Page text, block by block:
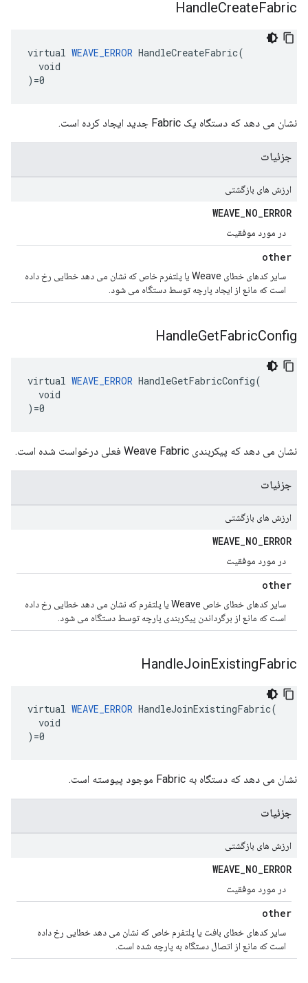
HandleCreateFabric
virtual WEAVE_ERROR HandleCreateFabric(
  void
)=0
نشان می دهد که دستگاه یک Fabric جدید ایجاد کرده است.
جزئیات
ارزش های بازگشتی
WEAVE_NO_ERROR
در مورد موفقیت
other
سایر کدهای خطای Weave یا پلتفرم خاص که نشان می دهد خطایی رخ داده
است که مانع از ایجاد پارچه توسط دستگاه می شود.
HandleGetFabricConfig
virtual WEAVE_ERROR HandleGetFabricConfig(
  void
)=0
نشان می دهد که پیکربندی Weave Fabric فعلی درخواست شده است.
جزئیات
ارزش های بازگشتی
WEAVE_NO_ERROR
در مورد موفقیت
other
سایر کدهای خطای خاص Weave یا پلتفرم که نشان می دهد خطایی رخ داده
است که مانع از برگرداندن پیکربندی پارچه توسط دستگاه می شود.
HandleJoinExistingFabric
virtual WEAVE_ERROR HandleJoinExistingFabric(
  void
)=0
نشان می دهد که دستگاه به Fabric موجود پیوسته است.
جزئیات
ارزش های بازگشتی
WEAVE_NO_ERROR
در مورد موفقیت
other
سایر کدهای خطای بافت یا پلتفرم خاص که نشان می دهد خطایی رخ داده
است که مانع از اتصال دستگاه به پارچه شده است.